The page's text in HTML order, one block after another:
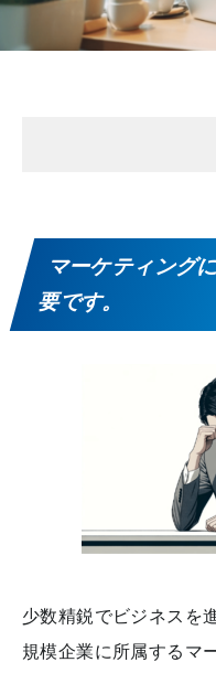
マーケティング
要です。
少数精鋭でビジネスを
規模企業に所属するマ